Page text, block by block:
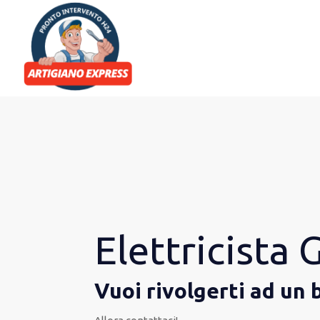
Elettricista
Vuoi rivolgerti ad un